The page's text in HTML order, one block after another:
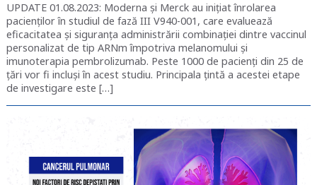
UPDATE 01.08.2023: Moderna şi Merck au iniţiat înrolarea
pacienţilor în studiul de fază III V940-001, care evaluează
eficacitatea şi siguranţa administrării combinaţiei dintre vaccinul
personalizat de tip ARNm împotriva melanomului şi
imunoterapia pembrolizumab. Peste 1000 de pacienţi din 25 de
ţări vor fi incluşi în acest studiu. Principala ţintă a acestei etape
de investigare este […]